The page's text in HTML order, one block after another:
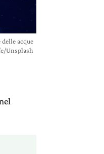
acque
Unsplash